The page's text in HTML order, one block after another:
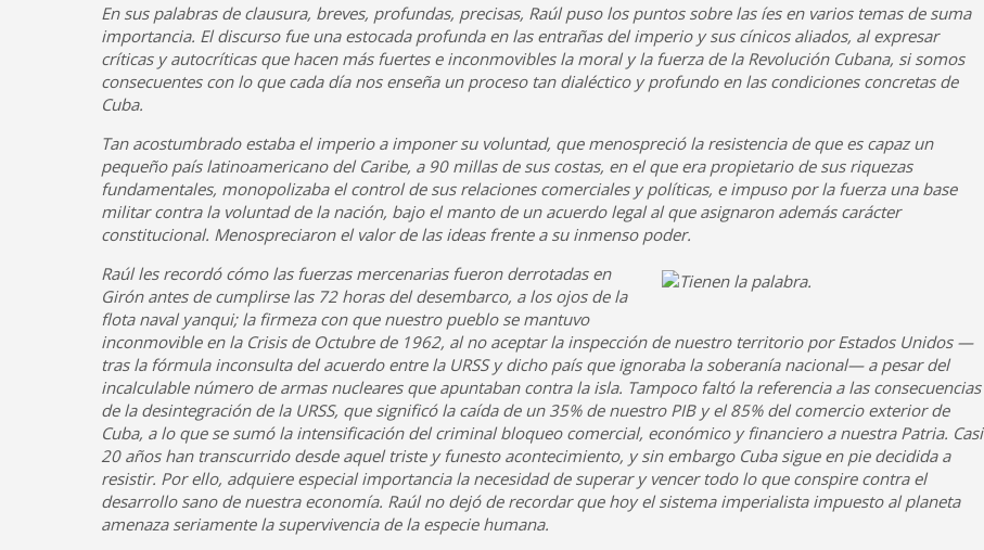
En sus palabras de clausura, breves, profundas, precisas, Raúl puso los puntos sobre las íes en varios temas de suma
importancia. El discurso fue una estocada profunda en las entrañas del imperio y sus cínicos aliados, al expresar
críticas y autocríticas que hacen más fuertes e inconmovibles la moral y la fuerza de la Revolución Cubana, si somos
consecuentes con lo que cada día nos enseña un proceso tan dialéctico y profundo en las condiciones concretas de
Cuba.
Tan acostumbrado estaba el imperio a imponer su voluntad, que menospreció la resistencia de que es capaz un
pequeño país latinoamericano del Caribe, a 90 millas de sus costas, en el que era propietario de sus riquezas
fundamentales, monopolizaba el control de sus relaciones comerciales y políticas, e impuso por la fuerza una base
militar contra la voluntad de la nación, bajo el manto de un acuerdo legal al que asignaron además carácter
constitucional. Menospreciaron el valor de las ideas frente a su inmenso poder.
Raúl les recordó cómo las fuerzas mercenarias fueron derrotadas en
Girón antes de cumplirse las 72 horas del desembarco, a los ojos de la
flota naval yanqui; la firmeza con que nuestro pueblo se mantuvo
inconmovible en la Crisis de Octubre de 1962, al no aceptar la inspección de nuestro territorio por Estados Unidos —
tras la fórmula inconsulta del acuerdo entre la URSS y dicho país que ignoraba la soberanía nacional— a pesar del
incalculable número de armas nucleares que apuntaban contra la isla. Tampoco faltó la referencia a las consecuencias
de la desintegración de la URSS, que significó la caída de un 35% de nuestro PIB y el 85% del comercio exterior de
Cuba, a lo que se sumó la intensificación del criminal bloqueo comercial, económico y financiero a nuestra Patria. Casi
20 años han transcurrido desde aquel triste y funesto acontecimiento, y sin embargo Cuba sigue en pie decidida a
resistir. Por ello, adquiere especial importancia la necesidad de superar y vencer todo lo que conspire contra el
desarrollo sano de nuestra economía. Raúl no dejó de recordar que hoy el sistema imperialista impuesto al planeta
amenaza seriamente la supervivencia de la especie humana.